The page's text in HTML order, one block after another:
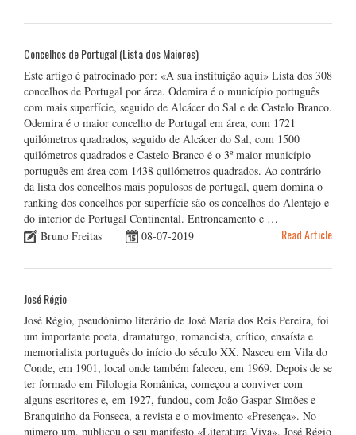
Concelhos de Portugal (Lista dos Maiores)
Este artigo é patrocinado por: «A sua instituição aqui» Lista dos 308
concelhos de Portugal por área. Odemira é o município português
com mais superfície, seguido de Alcácer do Sal e de Castelo Branco.
Odemira é o maior concelho de Portugal em área, com 1721
quilómetros quadrados, seguido de Alcácer do Sal, com 1500
quilómetros quadrados e Castelo Branco é o 3º maior município
português em área com 1438 quilómetros quadrados. Ao contrário
da lista dos concelhos mais populosos de portugal, quem domina o
ranking dos concelhos por superfície são os concelhos do Alentejo e
do interior de Portugal Continental. Entroncamento e …
Bruno Freitas
08-07-2019 Read Article
José Régio
José Régio, pseudónimo literário de José Maria dos Reis Pereira, foi
um importante poeta, dramaturgo, romancista, crítico, ensaísta e
memorialista português do início do século XX. Nasceu em Vila do
Conde, em 1901, local onde também faleceu, em 1969. Depois de se
ter formado em Filologia Românica, começou a conviver com
alguns escritores e, em 1927, fundou, com João Gaspar Simões e
Branquinho da Fonseca, a revista e o movimento «Presença». No
número um, publicou o seu manifesto «Literatura Viva». José Régio